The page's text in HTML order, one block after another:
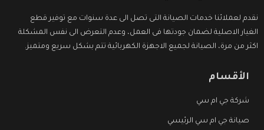
نقدم لعملائنا خدمات الصيانة التى تصل الى عدة سنوات مع توفير قطع
الغيار الاصلية لضمان جودتها فى العمل، وعدم التعرض الى نفس المشكلة
اكثر من مرة، الصيانة لجميع الاجهزة الكهربائية تتم بشكل سريع ومتميز.
الأقسام
شركة جي ام سي
صيانة جي ام سي الرئيسي